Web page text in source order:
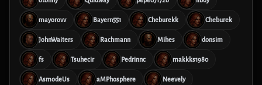
mayorovv Bayern551 Cheburekk Cheburek
JohnWaiters Rachmann Mihes donsim
fs Tsuhecir Pedrinnc makkks1980
AsmodeUs aMPhosphere Neevely